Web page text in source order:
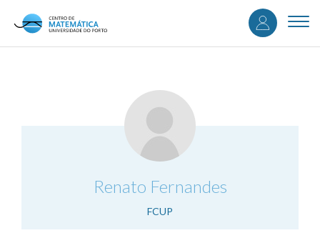
content
User
Renato Fernandes
FCUP
.